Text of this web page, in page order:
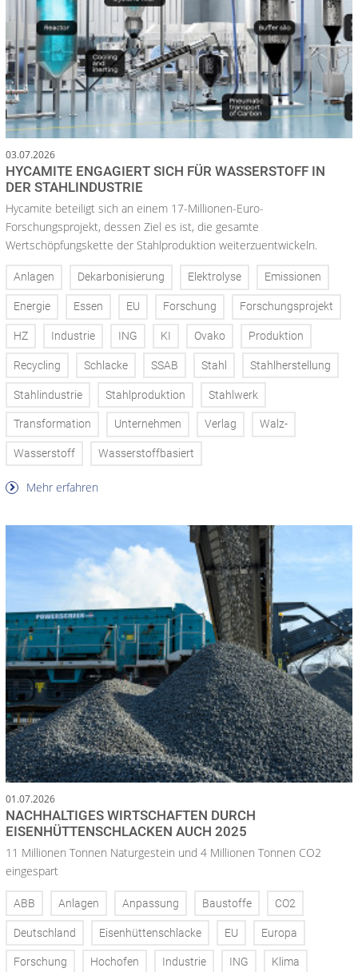
03.07.2026
HYCAMITE ENGAGIERT SICH FÜR WASSERSTOFF IN
DER STAHLINDUSTRIE
Hycamite beteiligt sich an einem 17-Millionen-Euro-
Forschungsprojekt, dessen Ziel es ist, die gesamte
Wertschöpfungskette der Stahlproduktion weiterzuentwickeln.
Anlagen Dekarbonisierung Elektrolyse Emissionen
Energie Essen EU Forschung Forschungsprojekt
HZ Industrie ING KI Ovako Produktion
Recycling Schlacke SSAB Stahl Stahlherstellung
Stahlindustrie Stahlproduktion Stahlwerk
Transformation Unternehmen Verlag Walz-
Wasserstoff Wasserstoffbasiert
Mehr erfahren
01.07.2026
NACHHALTIGES WIRTSCHAFTEN DURCH
EISENHÜTTENSCHLACKEN AUCH 2025
11 Millionen Tonnen Naturgestein und 4 Millionen Tonnen CO2
eingespart
ABB Anlagen Anpassung Baustoffe CO2
Deutschland Eisenhüttenschlacke EU Europa
Forschung Hochofen Industrie ING Klima